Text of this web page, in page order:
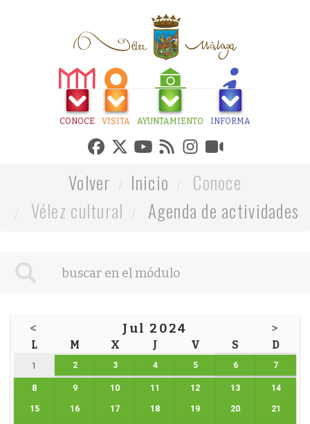
CONOCE VISITA AYUNTAMIENTO INFORMA
Volver Inicio
Conoce
Vélez cultural
Agenda de actividades
< Jul 2024 >
L M X J V S D
1 2 3 4 5 6 7
8 9 10 11 12 13 14
15 16 17 18 19 20 21